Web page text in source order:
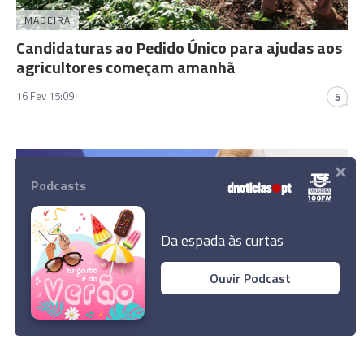
MADEIRA
Candidaturas ao Pedido Único para ajudas aos
agricultores começam amanhã
16 Fev 15:09 5
Podcasts
Da espada às curtas
Ouvir Podcast
×